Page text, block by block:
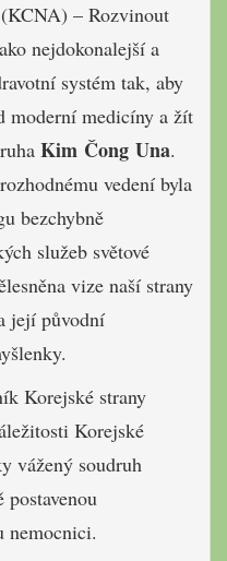
– Rozvinout
nejdokonalejší a
systém tak, aby
medicíny a žít
Kim Čong Una.
vedení byla
bezchybně
služeb světové
vize naší strany
její původní
Korejské strany
Korejské
vážený soudruh
postavenou
nemocnici.